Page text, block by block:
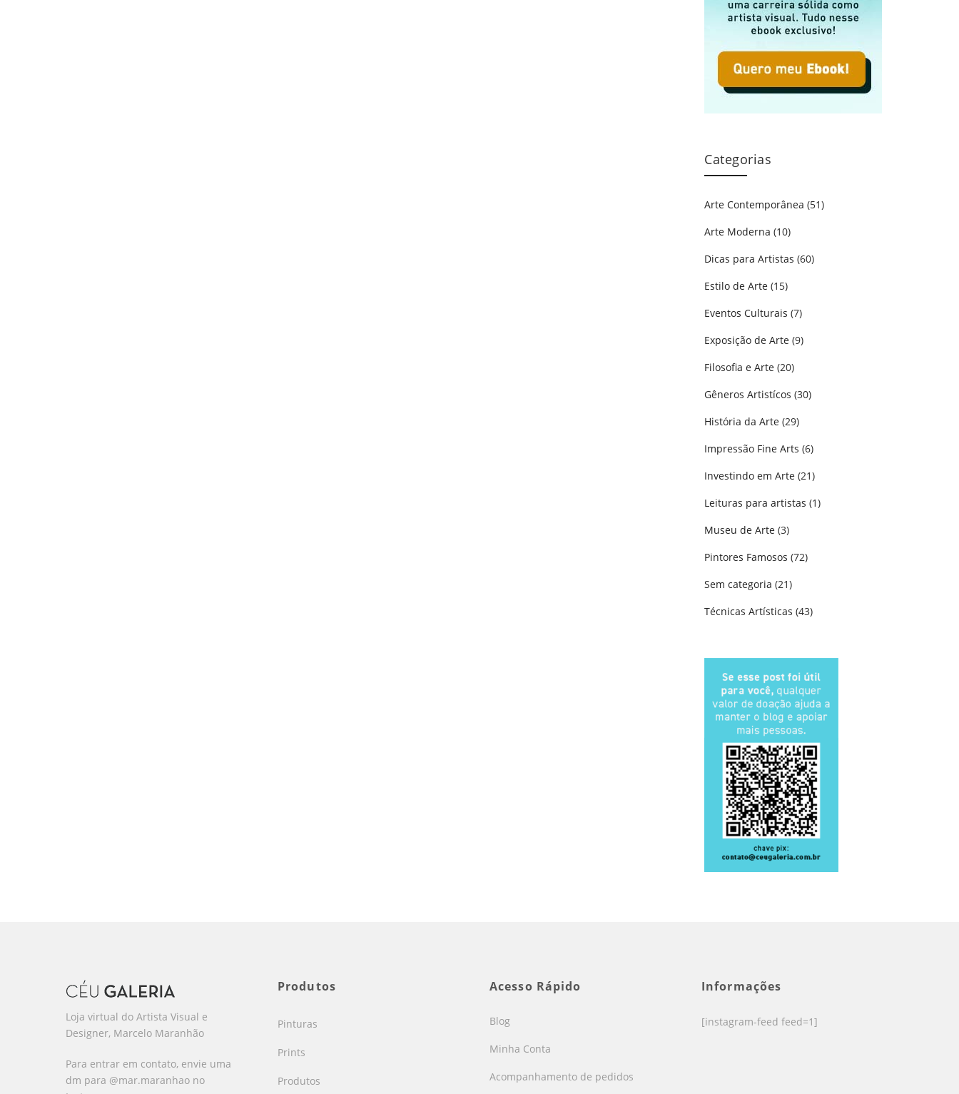
Categorias
Arte Contemporânea (51)
Arte Moderna (10)
Dicas para Artistas (60)
Estilo de Arte (15)
Eventos Culturais (7)
Exposição de Arte (9)
Filosofia e Arte (20)
Gêneros Artistícos (30)
História da Arte (29)
Impressão Fine Arts (6)
Investindo em Arte (21)
Leituras para artistas (1)
Museu de Arte (3)
Pintores Famosos (72)
Sem categoria (21)
Técnicas Artísticas (43)
Loja virtual do Artista Visual e
Designer, Marcelo Maranhão
Para entrar em contato, envie uma
dm para @mar.maranhao no
Produtos
Pinturas
Prints
Produtos
Acesso Rápido
Blog
Minha Conta
Acompanhamento de pedidos
Informações
[instagram-feed feed=1]